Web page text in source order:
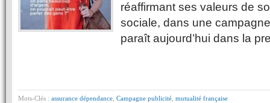
réaffirmant ses valeurs de
sociale, dans une
paraît aujourd’hui dans la
Mots-Clés : assurance dépendance Campagne publicité mutualité française